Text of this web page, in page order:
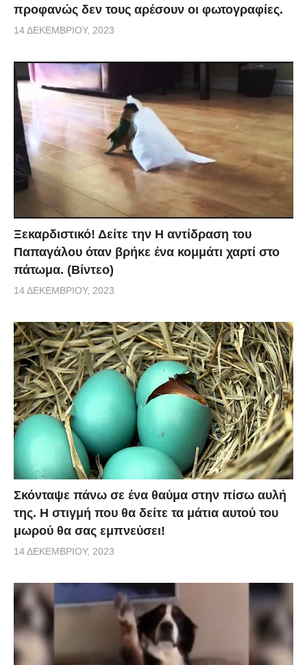
προφανώς δεν τους αρέσουν οι φωτογραφίες.
14 ΔΕΚΕΜΒΡΊΟΥ, 2023
Ξεκαρδιστικό! Δείτε την Η αντίδραση του
Παπαγάλου όταν βρήκε ένα κομμάτι χαρτί στο
πάτωμα. (Βίντεο)
14 ΔΕΚΕΜΒΡΊΟΥ, 2023
Σκόνταψε πάνω σε ένα θαύμα στην πίσω αυλή
της. Η στιγμή που θα δείτε τα μάτια αυτού του
μωρού θα σας εμπνεύσει!
14 ΔΕΚΕΜΒΡΊΟΥ, 2023